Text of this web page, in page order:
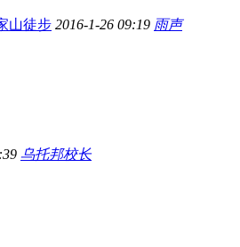
山徒步 2016-1-26 09:19 雨声
乌托邦校长